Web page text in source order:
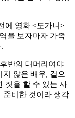
에 영화 <도가니>
을 보자마자 가족
반의 대머리여야
않은 배우, 겉으
짓을 할 수 있는 사
준비한 것이라 생각